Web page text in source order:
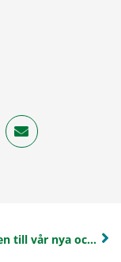
Välkommen till vår nya och uppdaterade hemsida